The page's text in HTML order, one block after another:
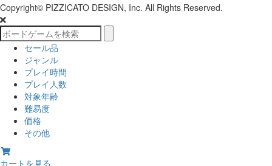
Copyright© PIZZICATO DESIGN, Inc. All Rights Reserved.
セール品
ジャンル
プレイ時間
プレイ人数
対象年齢
難易度
価格
その他
カートを見る